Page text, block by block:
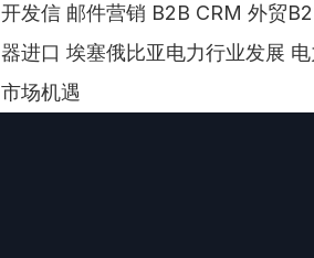
开发信 邮件营销 B2B CRM 外贸
器进口 埃塞俄比亚电力行业发展
市场机遇